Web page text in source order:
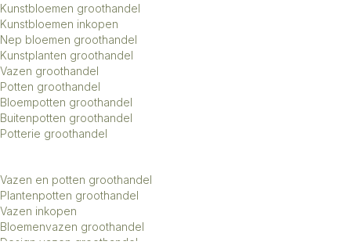
Kunstbloemen groothandel
Kunstbloemen inkopen
Nep bloemen groothandel
Kunstplanten groothandel
Vazen groothandel
Potten groothandel
Bloempotten groothandel
Buitenpotten groothandel
Potterie groothandel
Vazen en potten groothandel
Plantenpotten groothandel
Vazen inkopen
Bloemenvazen groothandel
Design vazen groothandel